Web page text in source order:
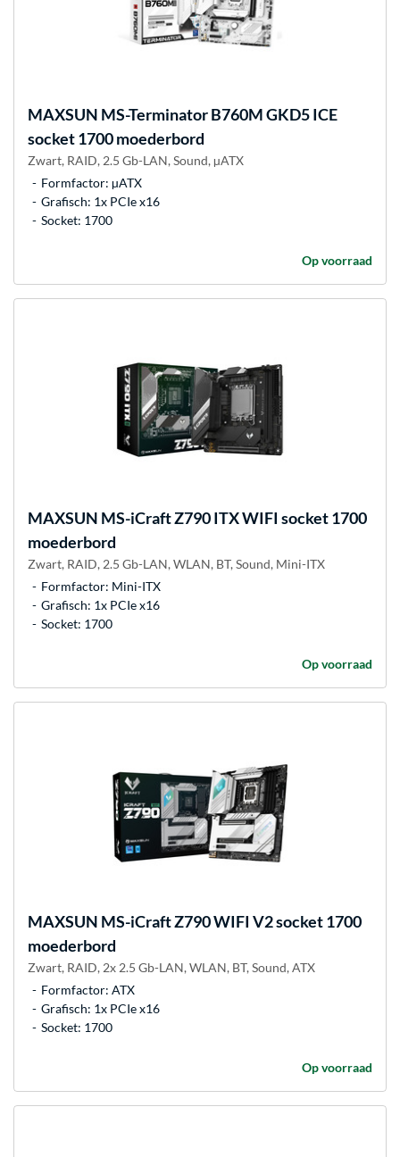
MAXSUN MS-Terminator B760M GKD5 ICE
socket 1700 moederbord
Zwart, RAID, 2.5 Gb-LAN, Sound, µATX
Formfactor: µATX
Grafisch: 1x PCIe x16
Socket: 1700
Op voorraad
MAXSUN MS-iCraft Z790 ITX WIFI socket 1700
moederbord
Zwart, RAID, 2.5 Gb-LAN, WLAN, BT, Sound, Mini-ITX
Formfactor: Mini-ITX
Grafisch: 1x PCIe x16
Socket: 1700
Op voorraad
MAXSUN MS-iCraft Z790 WIFI V2 socket 1700
moederbord
Zwart, RAID, 2x 2.5 Gb-LAN, WLAN, BT, Sound, ATX
Formfactor: ATX
Grafisch: 1x PCIe x16
Socket: 1700
Op voorraad